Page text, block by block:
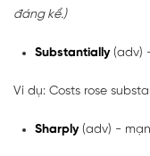
đáng kể.)
Substantially(adv)
Ví dụ: Costs rose
Sharply(adv) -